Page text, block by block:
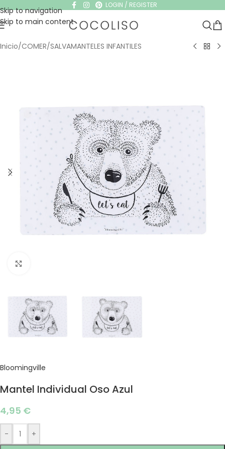
Skip to navigation
Skip to main content
LOGIN / REGISTER
Inicio/COMER/SALVAMANTELES INFANTILES
Bloomingville
Mantel Individual Oso Azul
4,95 €
- +